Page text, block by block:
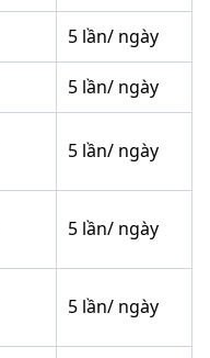
5 lần/ ngày
5 lần/ ngày
5 lần/ ngày
5 lần/ ngày
5 lần/ ngày